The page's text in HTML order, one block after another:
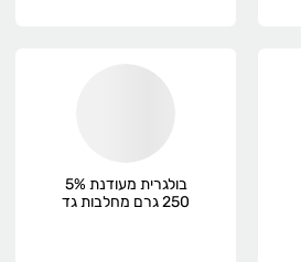
בולגרית מעודנת 5%
250 גרם מחלבות גד